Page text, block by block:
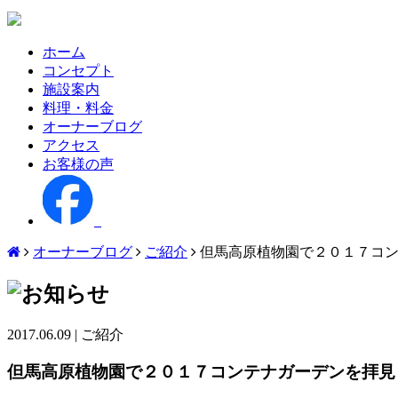
ホーム
コンセプト
施設案内
料理・料金
オーナーブログ
アクセス
お客様の声
オーナーブログ ご紹介 但馬高原植物園で２０１７コ
2017.06.09 | ご紹介
但馬高原植物園で２０１７コンテナガーデンを拝見